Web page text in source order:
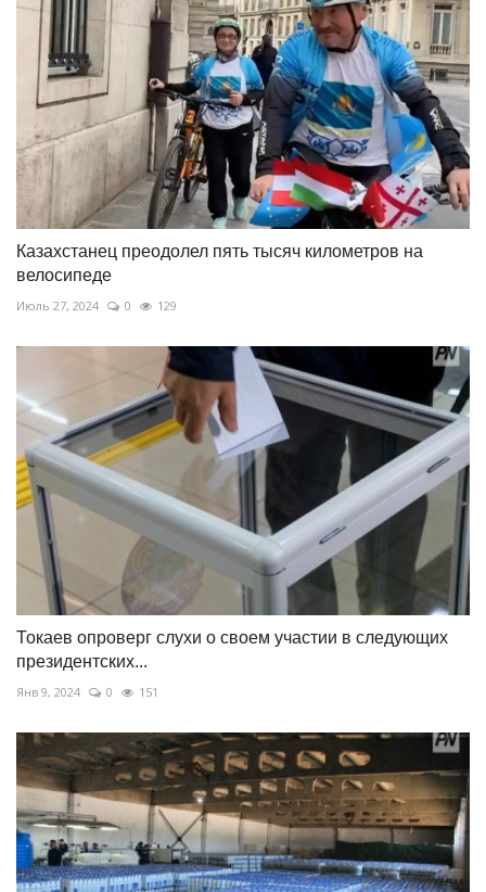
Казахстанец преодолел пять тысяч километров на
велосипеде
Июль 27, 2024 0 129
Токаев опроверг слухи о своем участии в следующих
президентских...
Янв 9, 2024 0 151